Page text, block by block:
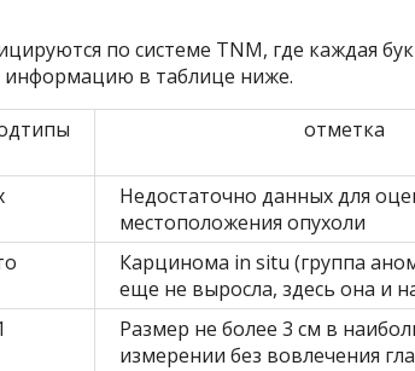
по системе TNM, где каждая
в таблице ниже.
отметка
Недостаточно данных для
местоположения опухоли
Карцинома in situ (группа
еще не выросла, здесь она и
Размер не более 3 см в
измерении без вовлечения